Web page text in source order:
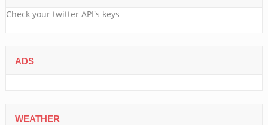
Check your twitter API's keys
ADS
WEATHER